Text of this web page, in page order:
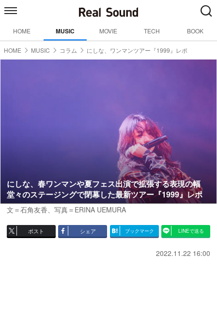
HOME MUSIC MOVIE TECH BOOK
HOME MUSIC コラム にしな、ワンマンツアー『1999』レポ
にしな、春ワンマンや夏フェス出演で拡張する表現の幅
堂々のステージングで閉幕した最新ツアー『1999』レポ
文＝石角友香、写真＝ERINA UEMURA
ポスト シェア ブックマーク LINEで送る
2022.11.22 16:00